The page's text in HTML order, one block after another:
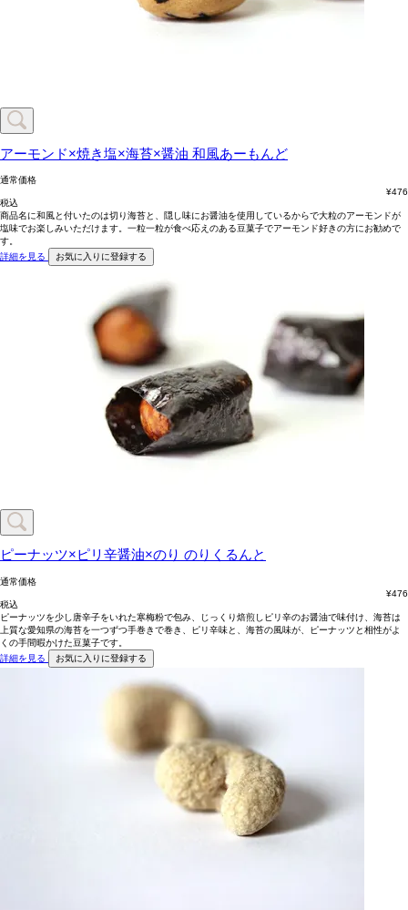
アーモンド×焼き塩×海苔×醤油 和風あーもんど
通常価格
¥476
税込
商品名に和風と付いたのは切り海苔と、隠し味にお醤油を使用しているからで大粒のアーモンドが
塩味でお楽しみいただけます。一粒一粒が食べ応えのある豆菓子でアーモンド好きの方にお勧めで
す。
詳細を見る
お気に入りに登録する
ピーナッツ×ピリ辛醤油×のり のりくるんと
通常価格
¥476
税込
ピーナッツを少し唐辛子をいれた寒梅粉で包み、じっくり焙煎しピリ辛のお醤油で味付け、海苔は
上質な愛知県の海苔を一つずつ手巻きで巻き、ピリ辛味と、海苔の風味が、ピーナッツと相性がよ
くの手間暇かけた豆菓子です。
詳細を見る
お気に入りに登録する